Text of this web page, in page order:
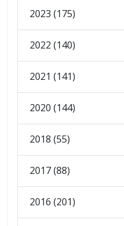
2023 (175)
2022 (140)
2021 (141)
2020 (144)
2018 (55)
2017 (88)
2016 (201)